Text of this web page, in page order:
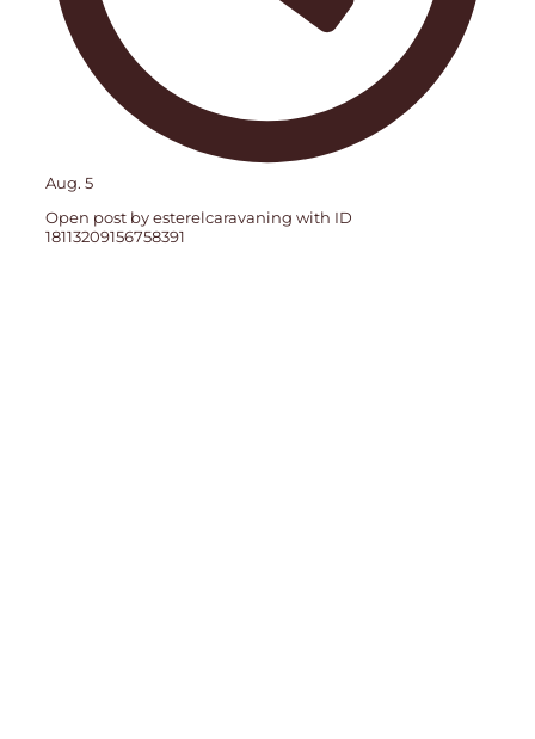
Aug. 5
Open post by esterelcaravaning with ID
18113209156758391